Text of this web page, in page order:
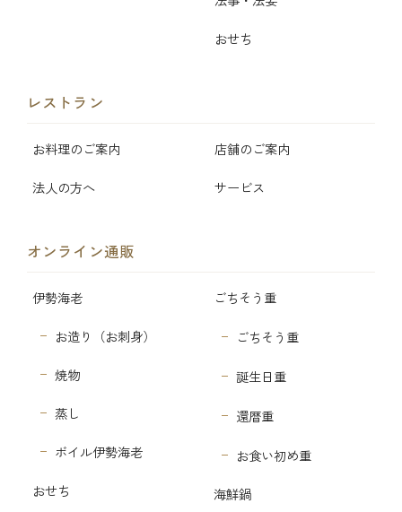
おせち
レストラン
お料理のご案内 店舗のご案内
法人の方へ サービス
オンライン通販
伊勢海老
お造り（お刺身）
焼物
蒸し
ボイル伊勢海老
おせち
ごちそう重
ごちそう重
誕生日重
還暦重
お食い初め重
海鮮鍋